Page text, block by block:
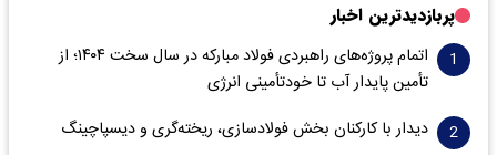
پربازدیدترین اخبار
اتمام پروژه‌های راهبردی فولاد مبارکه در سال سخت ۱۴۰۴؛ از
تأمین پایدار آب تا خودتأمینی انرژی
دیدار با کارکنان بخش فولادسازی، ریخته‌گری و دیسپاچینگ